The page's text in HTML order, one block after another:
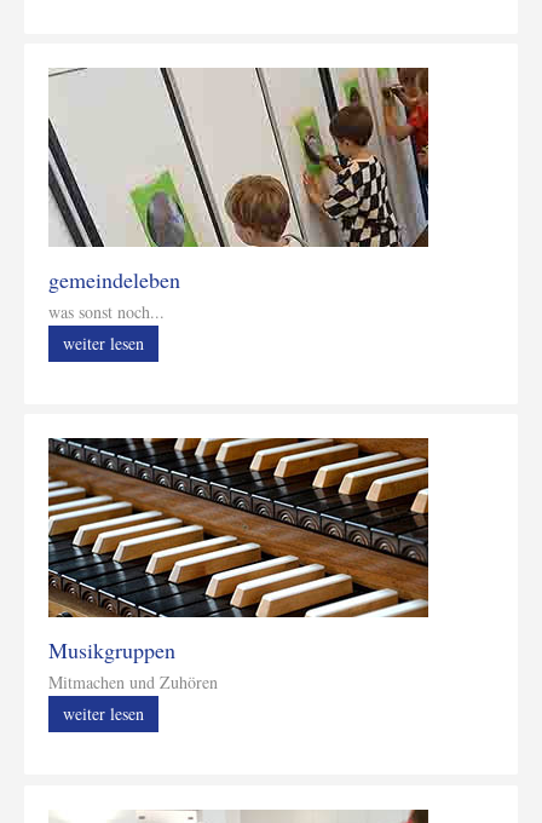
gemeindeleben
was sonst noch...
weiter lesen
Musikgruppen
Mitmachen und Zuhören
weiter lesen